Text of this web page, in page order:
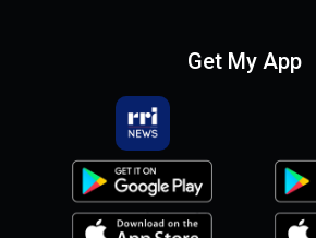
Get My App